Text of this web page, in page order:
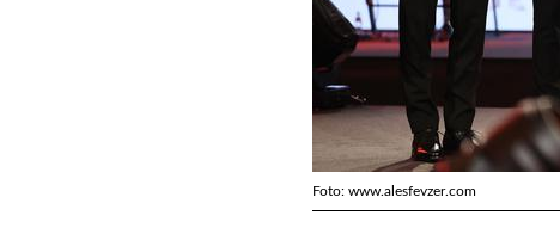
Foto: www.alesfevzer.com